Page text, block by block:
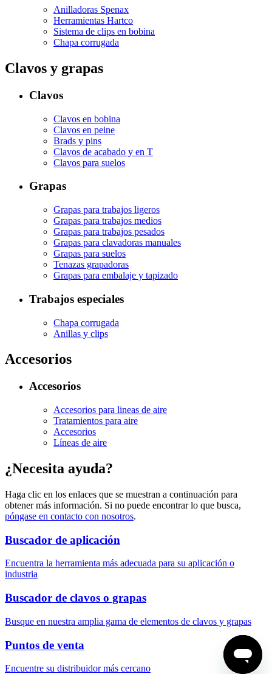
Anilladoras Spenax
Herramientas Hartco
Sistema de clips en bobina
Chapa corrugada
Clavos y grapas
Clavos
Clavos en bobina
Clavos en peine
Brads y pins
Clavos de acabado y en T
Clavos para suelos
Grapas
Grapas para trabajos ligeros
Grapas para trabajos medios
Grapas para trabajos pesados
Grapas para clavadoras manuales
Grapas para suelos
Tenazas grapadoras
Grapas para embalaje y tapizado
Trabajos especiales
Chapa corrugada
Anillas y clips
Accesorios
Accesorios
Accesorios para lineas de aire
Tratamientos para aire
Accesorios
Líneas de aire
¿Necesita ayuda?
Haga clic en los enlaces que se muestran a continuación para
obtener más información. Si no puede encontrar lo que busca,
póngase en contacto con nosotros.
Buscador de aplicación
Encuentra la herramienta más adecuada para su aplicación o
industria
Buscador de clavos o grapas
Busque en nuestra amplia gama de elementos de clavos y grapas
Puntos de venta
Encuentre su distribuidor más cercano